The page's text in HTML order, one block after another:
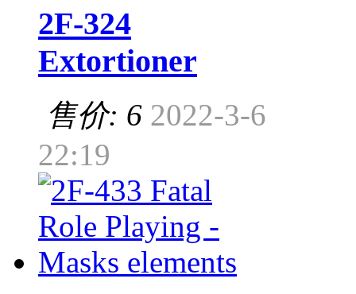
2F-324
Extortioner
售价: 6 2022-3-6
22:19